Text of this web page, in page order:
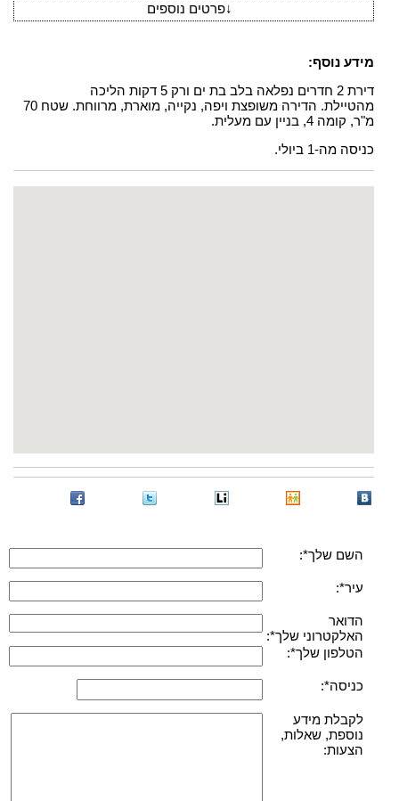
↓פרטים נוספים
מידע נוסף:
דירת 2 חדרים נפלאה בלב בת ים ורק 5 דקות הליכה
מהטיילת. הדירה משופצת ויפה, נקייה, מוארת, מרווחת. שטח 70
מ"ר, קומה 4, בניין עם מעלית.
כניסה מה-1 ביולי.
השם שלך*:
עיר*:
הדואר
האלקטרוני שלך*:
הטלפון שלך*:
כניסה*:
לקבלת מידע
נוספת, שאלות,
הצעות: